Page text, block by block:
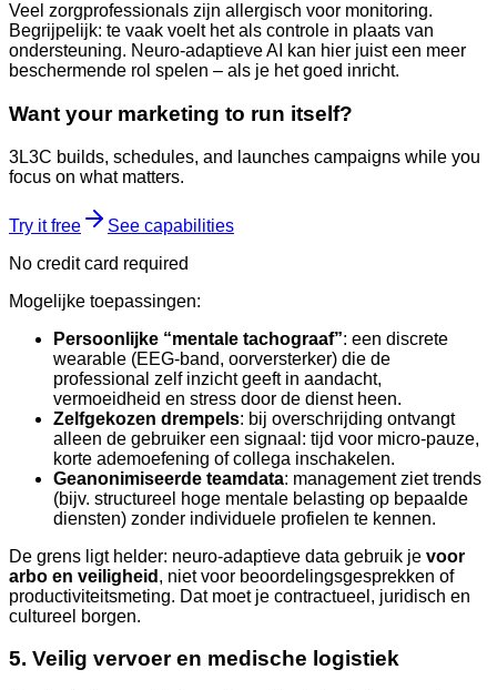
Veel zorgprofessionals zijn allergisch voor monitoring.
Begrijpelijk: te vaak voelt het als controle in plaats van
ondersteuning. Neuro-adaptieve AI kan hier juist een meer
beschermende rol spelen – als je het goed inricht.
Want your marketing to run itself?
3L3C builds, schedules, and launches campaigns while you
focus on what matters.
Try it free
See capabilities
No credit card required
Mogelijke toepassingen:
Persoonlijke “mentale tachograaf”: een discrete
wearable (EEG-band, oorversterker) die de
professional zelf inzicht geeft in aandacht,
vermoeidheid en stress door de dienst heen.
Zelfgekozen drempels: bij overschrijding ontvangt
alleen de gebruiker een signaal: tijd voor micro-pauze,
korte ademoefening of collega inschakelen.
Geanonimiseerde teamdata: management ziet trends
(bijv. structureel hoge mentale belasting op bepaalde
diensten) zonder individuele profielen te kennen.
De grens ligt helder: neuro-adaptieve data gebruik je voor
arbo en veiligheid , niet voor beoordelingsgesprekken of
productiviteitsmeting. Dat moet je contractueel, juridisch en
cultureel borgen.
5. Veilig vervoer en medische logistiek